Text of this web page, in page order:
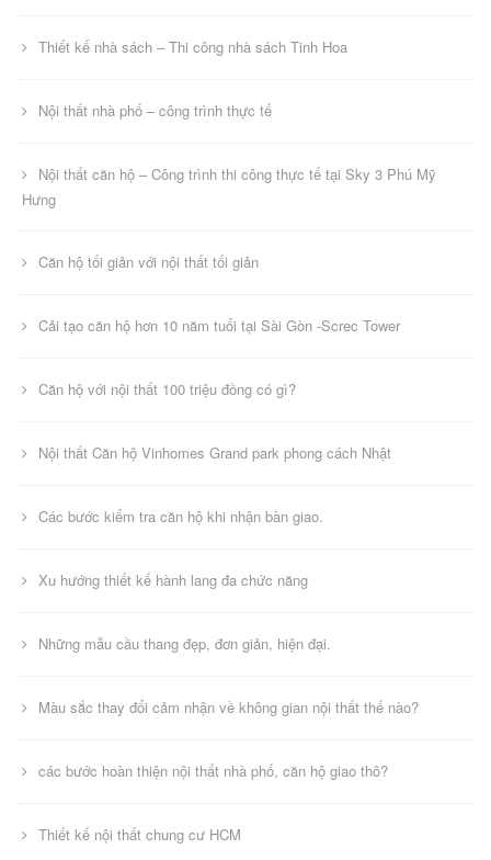
Thiết kế nhà sách – Thi công nhà sách Tinh Hoa
Nội thất nhà phố – công trình thực tế
Nội thất căn hộ – Công trình thi công thực tế tại Sky 3 Phú Mỹ
Hưng
Căn hộ tối giản với nội thất tối giản
Cải tạo căn hộ hơn 10 năm tuổi tại Sài Gòn -Screc Tower
Căn hộ với nội thất 100 triệu đồng có gì?
Nội thất Căn hộ Vinhomes Grand park phong cách Nhật
Các bước kiểm tra căn hộ khi nhận bàn giao.
Xu hướng thiết kế hành lang đa chức năng
Những mẫu cầu thang đẹp, đơn giản, hiện đại.
Màu sắc thay đổi cảm nhận về không gian nội thất thế nào?
các bước hoàn thiện nội thất nhà phố, căn hộ giao thô?
Thiết kế nội thất chung cư HCM